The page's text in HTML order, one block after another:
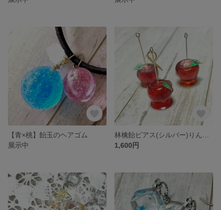
【青×桃】飴玉のヘアゴム
展示中
1,600円